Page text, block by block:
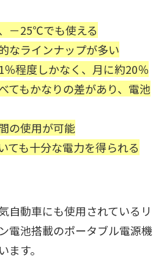
－25℃でも使える
なラインナップが多い
％程度しかなく、月に約20％
てもかなりの差があり、電池
の使用が可能
ても十分な電力を得られる
自動車にも使用されているリ
電池搭載のポータブル電源機
す。